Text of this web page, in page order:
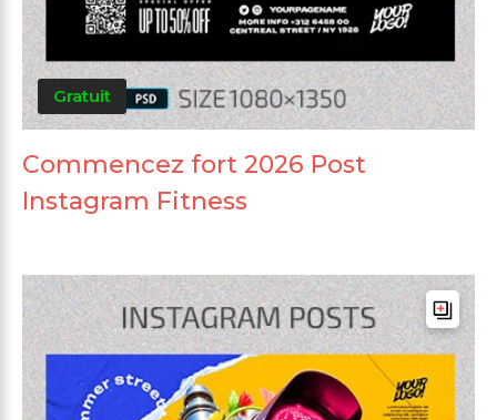
Gratuit
Commencez fort 2026 Post
Instagram Fitness